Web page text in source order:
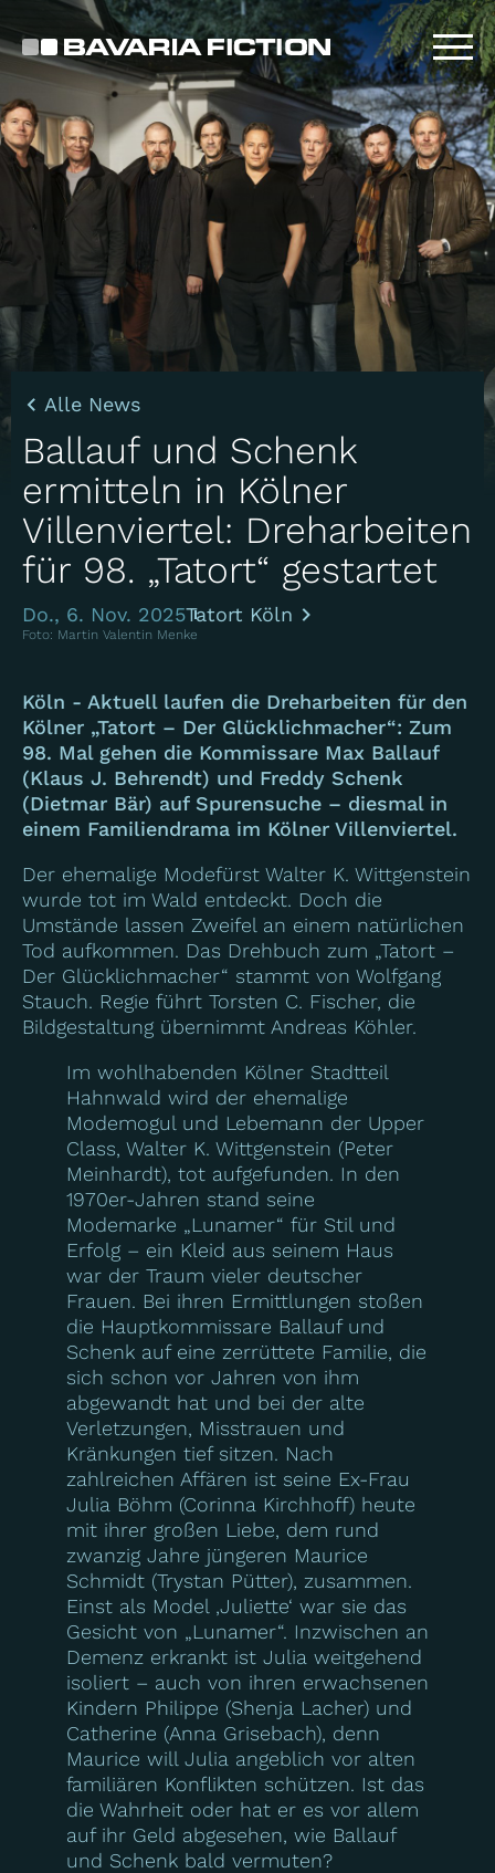
zum
Inhalt
Alle News
Ballauf und Schenk
ermitteln in Kölner
Villenviertel: Dreharbeiten
für 98. „Tatort“ gestartet
Do., 6. Nov. 2025Tatort Köln
Foto: Martin Valentin Menke
Köln - Aktuell laufen die Dreharbeiten für den
Kölner „Tatort – Der Glücklichmacher“: Zum
98. Mal gehen die Kommissare Max Ballauf
(Klaus J. Behrendt) und Freddy Schenk
(Dietmar Bär) auf Spurensuche – diesmal in
einem Familiendrama im Kölner Villenviertel.
Der ehemalige Modefürst Walter K. Wittgenstein
wurde tot im Wald entdeckt. Doch die
Umstände lassen Zweifel an einem natürlichen
Tod aufkommen. Das Drehbuch zum „Tatort –
Der Glücklichmacher“ stammt von Wolfgang
Stauch. Regie führt Torsten C. Fischer, die
Bildgestaltung übernimmt Andreas Köhler.
Im wohlhabenden Kölner Stadtteil
Hahnwald wird der ehemalige
Modemogul und Lebemann der Upper
Class, Walter K. Wittgenstein (Peter
Meinhardt), tot aufgefunden. In den
1970er-Jahren stand seine
Modemarke „Lunamer“ für Stil und
Erfolg – ein Kleid aus seinem Haus
war der Traum vieler deutscher
Frauen. Bei ihren Ermittlungen stoßen
die Hauptkommissare Ballauf und
Schenk auf eine zerrüttete Familie, die
sich schon vor Jahren von ihm
abgewandt hat und bei der alte
Verletzungen, Misstrauen und
Kränkungen tief sitzen. Nach
zahlreichen Affären ist seine Ex-Frau
Julia Böhm (Corinna Kirchhoff) heute
mit ihrer großen Liebe, dem rund
zwanzig Jahre jüngeren Maurice
Schmidt (Trystan Pütter), zusammen.
Einst als Model ‚Juliette‘ war sie das
Gesicht von „Lunamer“. Inzwischen an
Demenz erkrankt ist Julia weitgehend
isoliert – auch von ihren erwachsenen
Kindern Philippe (Shenja Lacher) und
Catherine (Anna Grisebach), denn
Maurice will Julia angeblich vor alten
familiären Konflikten schützen. Ist das
die Wahrheit oder hat er es vor allem
auf ihr Geld abgesehen, wie Ballauf
und Schenk bald vermuten?